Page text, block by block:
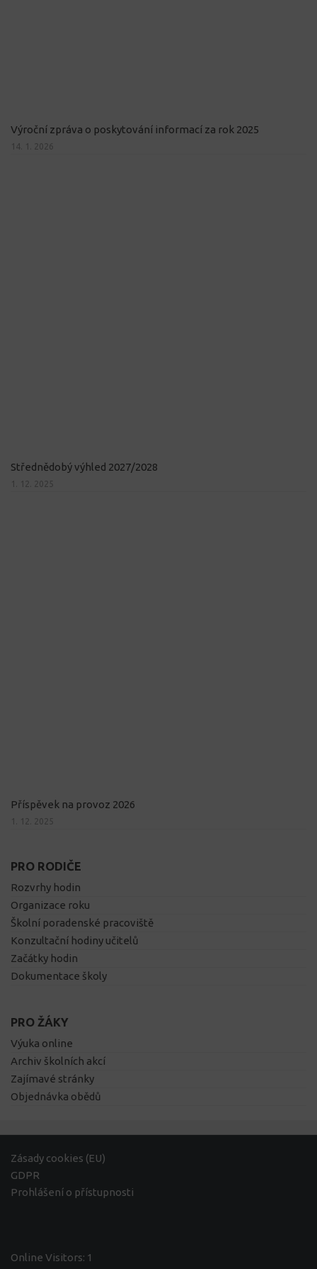
Výroční zpráva o poskytování informací za rok 2025
14. 1. 2026
Střednědobý výhled 2027/2028
1. 12. 2025
Příspěvek na provoz 2026
1. 12. 2025
PRO RODIČE
Rozvrhy hodin
Organizace roku
Školní poradenské pracoviště
Konzultační hodiny učitelů
Začátky hodin
Dokumentace školy
PRO ŽÁKY
Výuka online
Archiv školních akcí
Zajímavé stránky
Objednávka obědů
Zásady cookies (EU)
GDPR
Prohlášení o přístupnosti
Online Visitors: 1